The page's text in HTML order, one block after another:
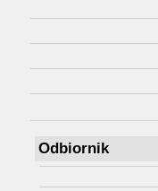
Odbiornik